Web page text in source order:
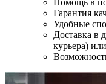
Помощь в
Гарантия
Удобные
Доставка в
курьера)